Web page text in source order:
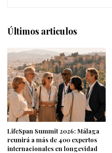
Últimos articulos
LifeSpan Summit 2026: Málaga
reunirá a más de 400 expertos
internacionales en longevidad